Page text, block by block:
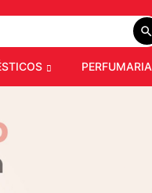
search
PERFUMARIA